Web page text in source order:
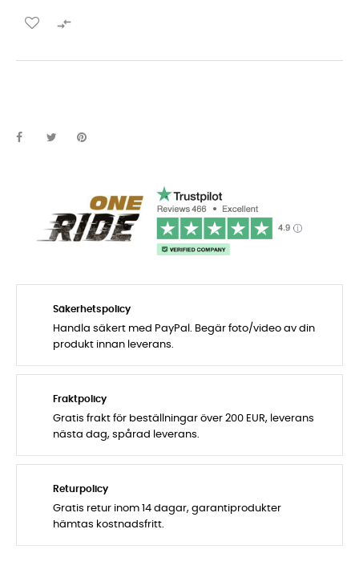

Säkerhetspolicy
Handla säkert med PayPal. Begär foto/video av din
produkt innan leverans.
Fraktpolicy
Gratis frakt för beställningar över 200 EUR, leverans
nästa dag, spårad leverans.
Returpolicy
Gratis retur inom 14 dagar, garantiprodukter
hämtas kostnadsfritt.